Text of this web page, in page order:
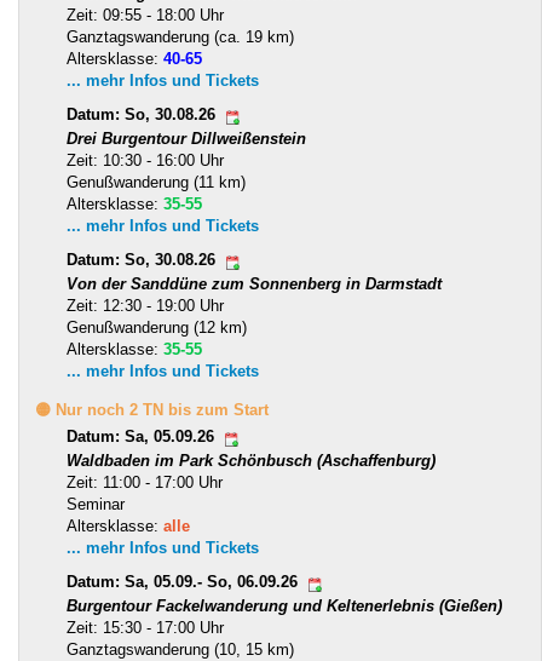
Zeit: 09:55 - 18:00 Uhr
Ganztagswanderung (ca. 19 km)
Altersklasse: 40-65
... mehr Infos und Tickets
Datum: So, 30.08.26
Drei Burgentour Dillweißenstein
Zeit: 10:30 - 16:00 Uhr
Genußwanderung (11 km)
Altersklasse: 35-55
... mehr Infos und Tickets
Datum: So, 30.08.26
Von der Sanddüne zum Sonnenberg in Darmstadt
Zeit: 12:30 - 19:00 Uhr
Genußwanderung (12 km)
Altersklasse: 35-55
... mehr Infos und Tickets
🟡 Nur noch 2 TN bis zum Start
Datum: Sa, 05.09.26
Waldbaden im Park Schönbusch (Aschaffenburg)
Zeit: 11:00 - 17:00 Uhr
Seminar
Altersklasse: alle
... mehr Infos und Tickets
Datum: Sa, 05.09.- So, 06.09.26
Burgentour Fackelwanderung und Keltenerlebnis (Gießen)
Zeit: 15:30 - 17:00 Uhr
Ganztagswanderung (10, 15 km)